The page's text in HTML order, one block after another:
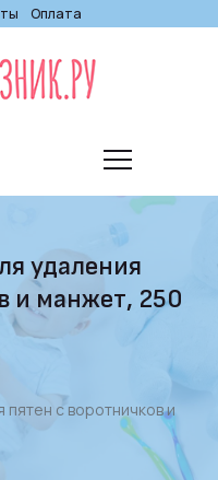
Оплата
удаления
и манжет, 250
пятен с воротничков и